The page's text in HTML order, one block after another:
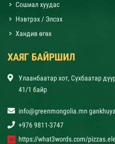
Сошиал хуудас
Нэвтрэх / Элсэх
Хандив өгөх
ХАЯГ БАЙРШИЛ
Улаанбаатар хот, Сүхбаатар
41/1 байр
info@greenmongolia.mn
+976 9811-3747
https://what3words.com/